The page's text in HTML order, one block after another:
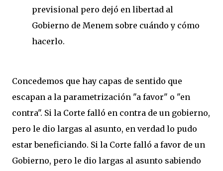
previsional pero dejó en libertad al
Gobierno de Menem sobre cuándo y cómo
hacerlo.
Concedemos que hay capas de sentido que
escapan a la parametrización "a favor" o "en
contra". Si la Corte falló en contra de un gobierno,
pero le dio largas al asunto, en verdad lo pudo
estar beneficiando. Si la Corte falló a favor de un
Gobierno, pero le dio largas al asunto sabiendo